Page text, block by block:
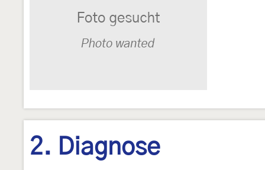
2. Diagnose